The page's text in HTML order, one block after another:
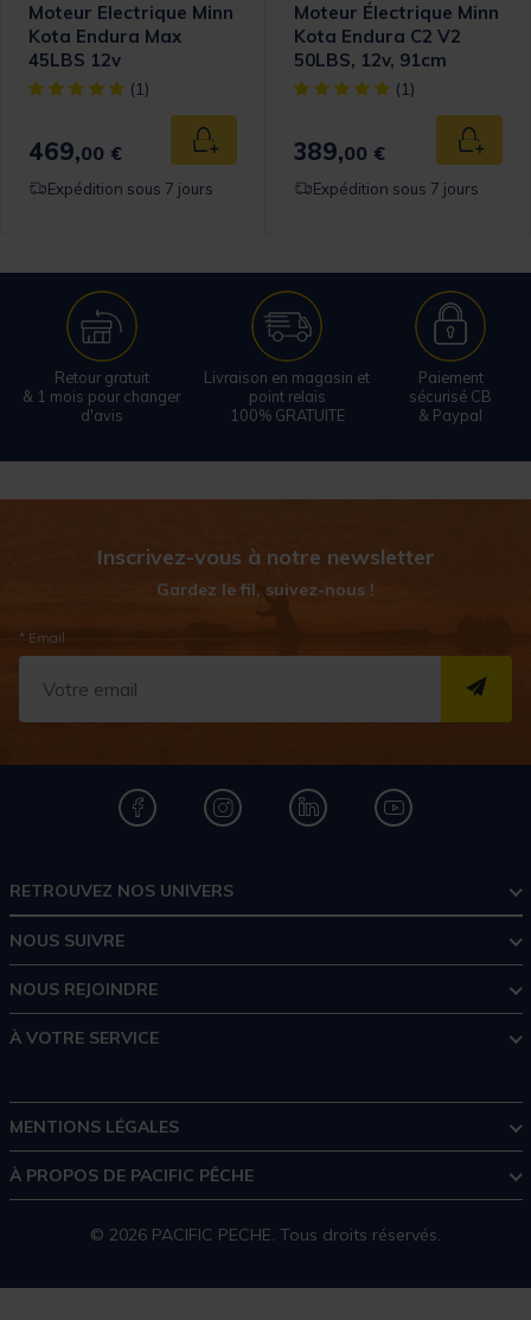
panier
Moteur Electrique Minn
Kota Endura Max
45LBS 12v
[object Object] out of 5 Customer Rating
(1)
469,00 € Ajouter au panier
Expédition sous 7 jours
Moteur Électrique Minn
Kota Endura C2 V2
50LBS, 12v, 91cm
[object Object] out of 5
(1)
389,00 €
Expédition sous 7 jours
Retour gratuit
& 1 mois pour changer
d'avis
Livraison en magasin et
point relais
100% GRATUITE
Paiement
sécurisé CB
& Paypal
Inscrivez-vous à notre newsletter
Gardez le fil, suivez-nous !
* Email
RETROUVEZ NOS UNIVERS
NOUS SUIVRE
NOUS REJOINDRE
À VOTRE SERVICE
MENTIONS LÉGALES
À PROPOS DE PACIFIC PÊCHE
© 2026 PACIFIC PECHE. Tous droits réservés.